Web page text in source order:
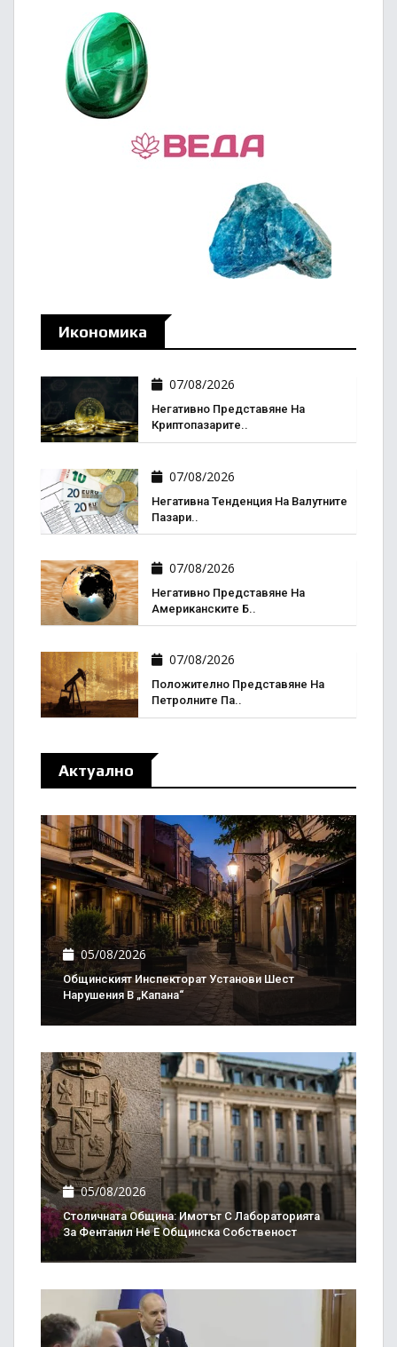
Икономика
07/08/2026
Негативно Представяне На
Криптопазарите..
07/08/2026
Негативна Тенденция На Валутните
Пазари..
07/08/2026
Негативно Представяне На
Американските Б..
07/08/2026
Положително Представяне На
Петролните Па..
Актуално
05/08/2026
Общинският Инспекторат Установи Шест
Нарушения В „Капана“
05/08/2026
Столичната Община: Имотът С Лабораторията
За Фентанил Не Е Общинска Собственост